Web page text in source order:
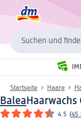
Suchen und
Startseite Haare
Balea Haarwachs
4.5 (45